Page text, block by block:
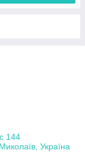
144
Україна